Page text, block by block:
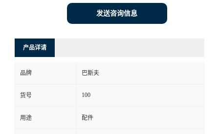
发送咨询信息
产品详请
品牌 巴斯夫
货号 100
用途 配件